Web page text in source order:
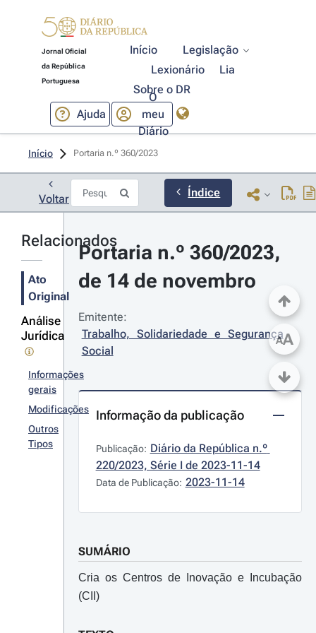
Jornal Oficial
da República
Portuguesa
Início
Legislação
Lexionário
Lia
Sobre o DR
Ajuda
O
meu
Diário
Início Portaria n.º 360/2023
Voltar Índice
Relacionados
Ato
Original
Análise
Jurídica
Informações
gerais
Modificações
Outros
Tipos
Portaria n.º 360/2023,
de 14 de novembro
Emitente:
Trabalho, Solidariedade e Segurança
Social
Informação da publicação
Publicação: Diário da República n.º
220/2023, Série I de 2023-11-14
Data de Publicação: 2023-11-14
SUMÁRIO
Cria os Centros de Inovação e Incubação
(CII)
AA